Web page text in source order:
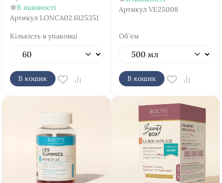
В наявності
Артикул LONCA02.6125351
Кількість в упаковці
В кошик
Артикул VE25008
Об`єм
В кошик